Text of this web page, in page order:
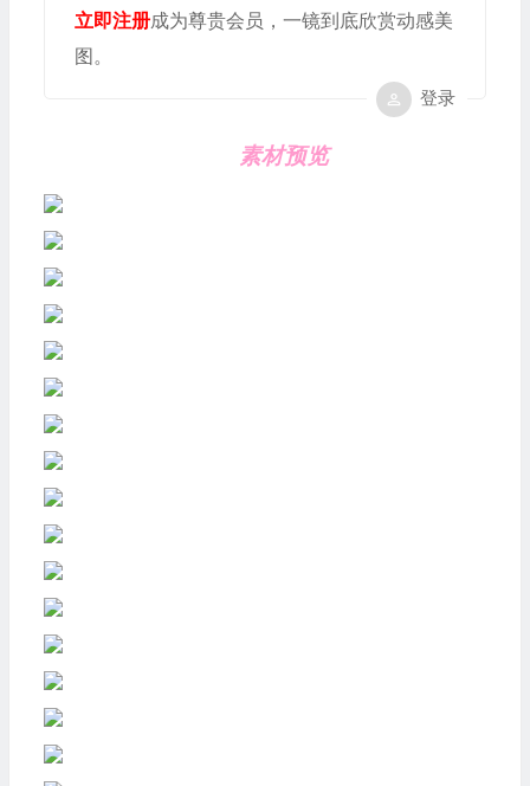
立即注册成为尊贵会员，一镜到底欣赏动感美
图。
登录
素材预览